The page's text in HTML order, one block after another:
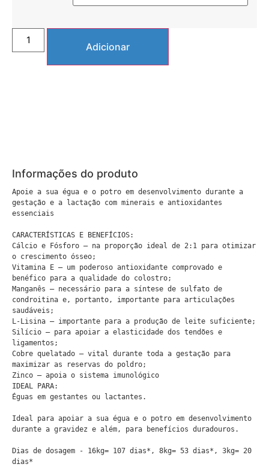
Adicionar
Informações do produto
Apoie a sua égua e o potro em desenvolvimento durante a
gestação e a lactação com minerais e antioxidantes
essenciais
CARACTERÍSTICAS E BENEFÍCIOS:
Cálcio e Fósforo – na proporção ideal de 2:1 para otimizar
o crescimento ósseo;
Vitamina E – um poderoso antioxidante comprovado e
benéfico para a qualidade do colostro;
Manganês – necessário para a síntese de sulfato de
condroitina e, portanto, importante para articulações
saudáveis;
L-Lisina – importante para a produção de leite suficiente;
Silício – para apoiar a elasticidade dos tendões e
ligamentos;
Cobre quelatado – vital durante toda a gestação para
maximizar as reservas do poldro;
Zinco – apoia o sistema imunológico
IDEAL PARA:
Éguas em gestantes ou lactantes.
Ideal para apoiar a sua égua e o potro em desenvolvimento
durante a gravidez e além, para benefícios duradouros.
Dias de dosagem - 16kg= 107 dias*, 8kg= 53 dias*, 3kg= 20
dias*